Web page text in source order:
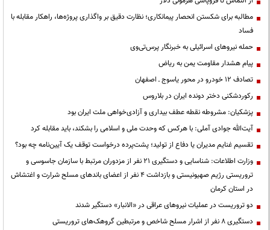
مطالبه برای شکستن انحصار پیمانکاری؛ نظارت دقیق بر واگذاری پروژه‌ها، راهکار مقابله با
فساد
حمله نیروهای اسرائیلی به خبرنگار پرس‌تی‌وی
پیام هشدار مقاومت یمن به ریاض
تصادف ۱۲ خودرو در محور یاسوج ـ اصفهان
رکوردشکنی دختر دونده ایران در بلاروس
پزشکیان: مشروطه نقطه عطف بیداری و آزادی‌خواهی ملت ایران بود
آیت‌الله جوادی آملی: با هرکس که وحدت ملی و اسلامی را بشکند، باید مقابله کرد
تقسیم غنایم مدیران یا دفاع از تولید؛ پشت‌پرده درخواست توقف یک آیین‌نامه چه بود؟
وزارت اطلاعات: شناسایی و دستگیری ۲۱ نفر از مزدوران مرتبط با سازمان جاسوسی و
تروریستی رژیم صهیونیستی و بازداشت ۴ نفر از اعضای باندهای مسلح شرارت و اغتشاش
در استان کرمان
دو تروریست در عملیات نیروهای عراقی در «الانبار» دستگیر شدند
دستگیری ۸ نفر از اشرار مسلح شاخص و مرتبطین گروهک‌های تروریستی